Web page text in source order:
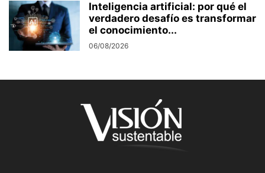
Inteligencia artificial: por qué el
verdadero desafío es transformar
el conocimiento...
06/08/2026